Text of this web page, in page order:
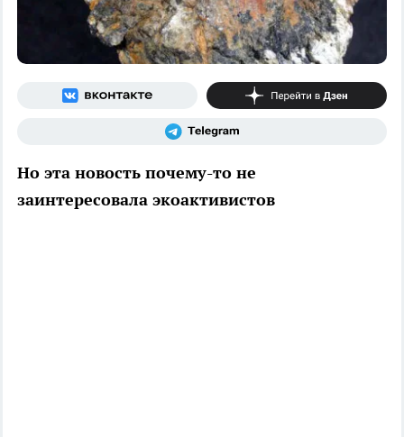
Но эта новость почему-то не
заинтересовала экоактивистов